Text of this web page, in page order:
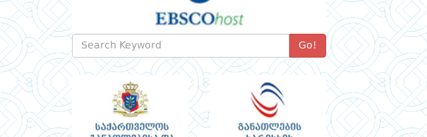
Go!